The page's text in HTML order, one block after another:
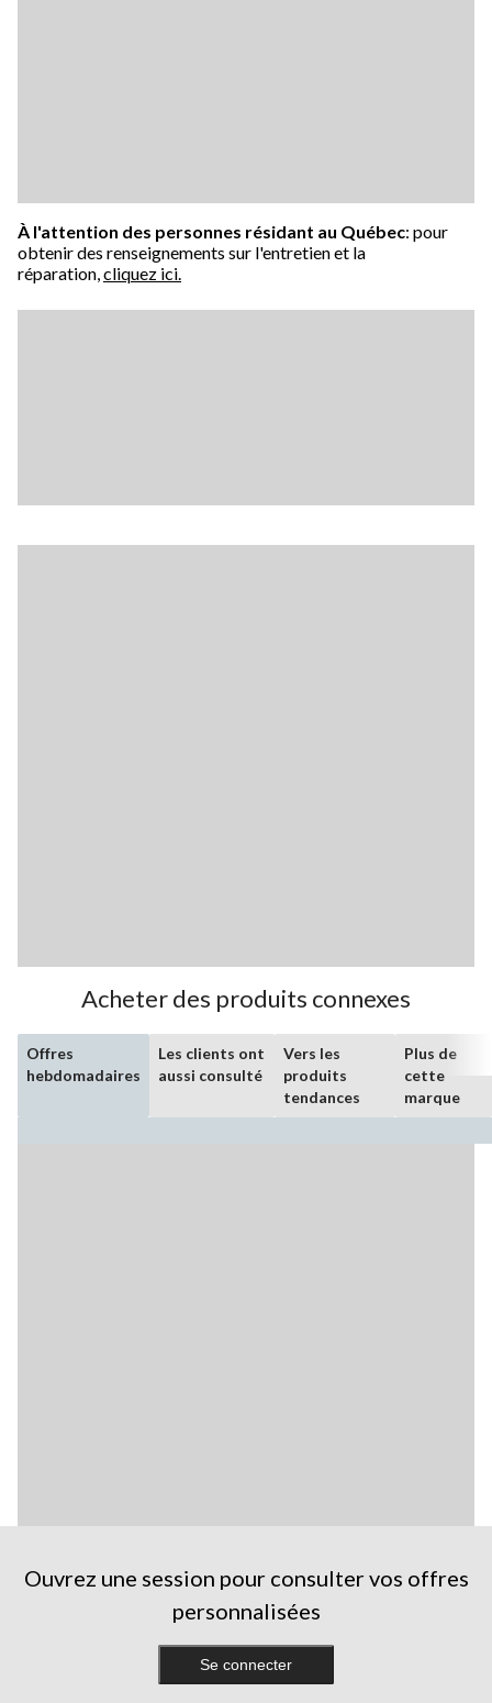
À l'attention des personnes résidant au Québec: pour
obtenir des renseignements sur l'entretien et la
réparation,cliquez ici.
Acheter des produits connexes
Offres
hebdomadaires
Les clients ont
aussi consulté
Vers les
produits
tendances
Plus de
cette
marque
Ouvrez une session pour consulter vos offres
personnalisées
Se connecter